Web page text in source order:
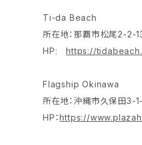
Ti-da Beach
所在地：那覇市松尾2-2-
HP:https://
Flagship Okinawa
所在地：沖縄市久保田3-
HP：https://